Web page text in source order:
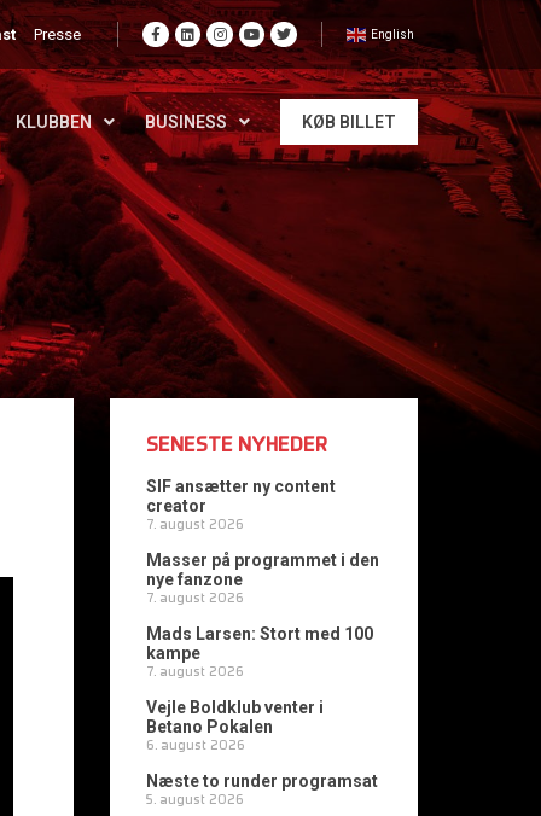
Presse English
KLUBBEN BUSINESS KØB BILLET
SENESTE NYHEDER
SIF ansætter ny content
creator
7. august 2026
Masser på programmet i den
nye fanzone
7. august 2026
Mads Larsen: Stort med 100
kampe
7. august 2026
Vejle Boldklub venter i
Betano Pokalen
6. august 2026
Næste to runder programsat
5. august 2026